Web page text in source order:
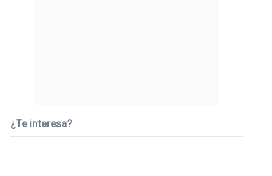
¿Te interesa?